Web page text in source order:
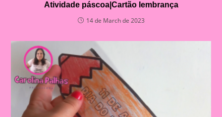
Atividade páscoa|Cartão lembrança
14 de March de 2023